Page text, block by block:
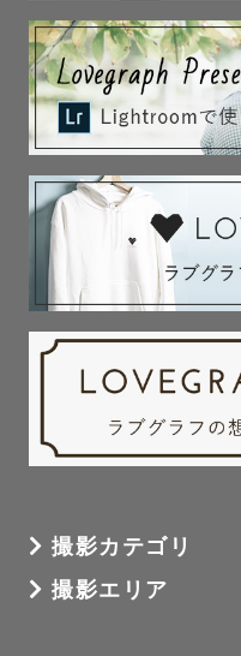
撮影カテゴリ
撮影エリア